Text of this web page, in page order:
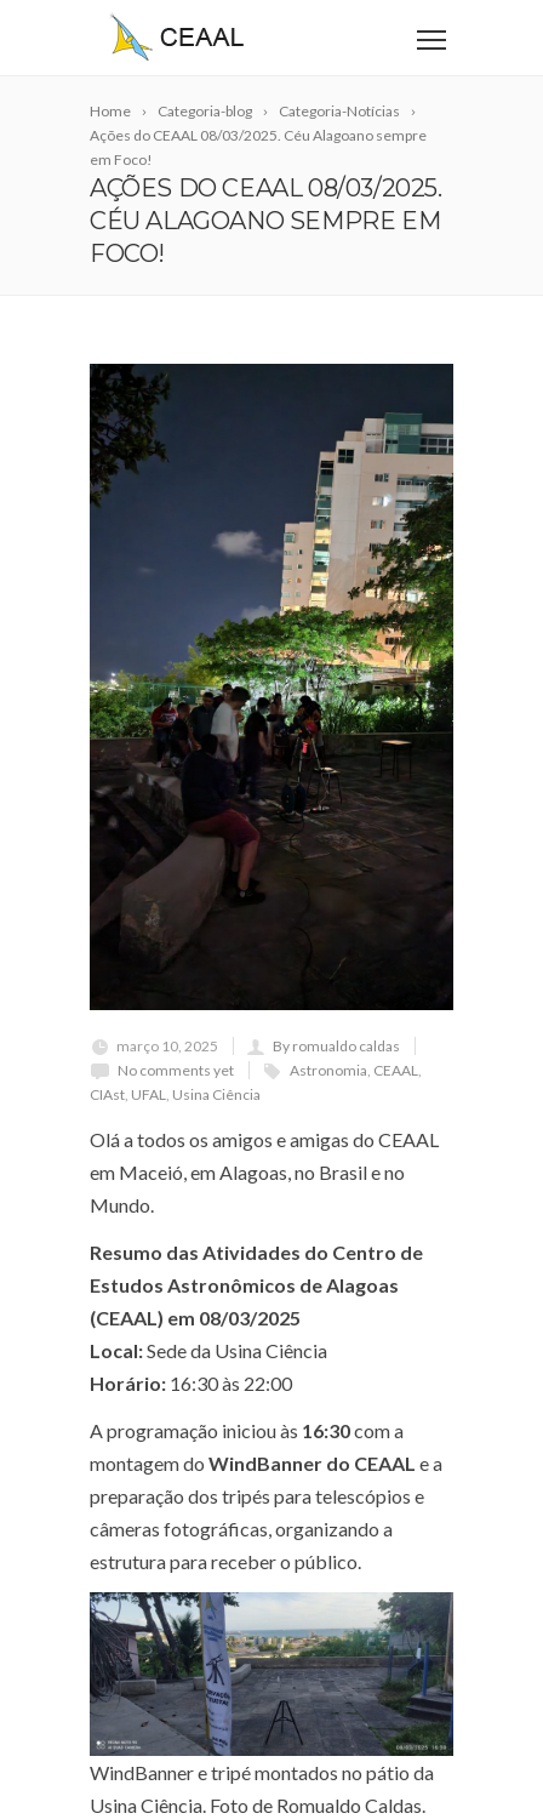
Home Categoria-blog
Categoria-Notícias
Ações do CEAAL 08/03/2025. Céu Alagoano sempre
em Foco!
AÇÕES DO CEAAL 08/03/2025.
CÉU ALAGOANO SEMPRE EM
FOCO!
março 10, 2025
By romualdo caldas
No comments yet
Astronomia CEAAL
CIAst UFAL Usina Ciência
Olá a todos os amigos e amigas do CEAAL
em Maceió, em Alagoas, no Brasil e no
Mundo.
Resumo das Atividades do Centro de
Estudos Astronômicos de Alagoas
(CEAAL) em 08/03/2025
Local:Sede da Usina Ciência
Horário: 16:30 às 22:00
A programação iniciou às 16:30com a
montagem do WindBanner do CEAAL e a
preparação dos tripés para telescópios e
câmeras fotográficas, organizando a
estrutura para receber o público.
WindBanner e tripé montados no pátio da
Usina Ciência. Foto de Romualdo Caldas.